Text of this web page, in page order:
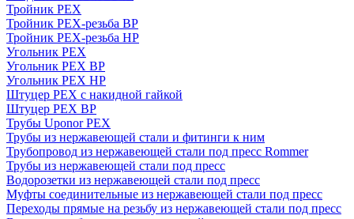
Тройник PEX
Тройник PEX-резьба ВР
Тройник PEX-резьба НР
Угольник PEX
Угольник PEX ВР
Угольник PEX НР
Штуцер PEX c накидной гайкой
Штуцер PEX ВР
Трубы Uponor PEX
Трубы из нержавеющей стали и фитинги к ним
Трубопровод из нержавеющей стали под пресс Rommer
Трубы из нержавеющей стали под пресс
Водорозетки из нержавеющей стали под пресс
Муфты соединительные из нержавеющей стали под пресс
Переходы прямые на резьбу из нержавеющей стали под пресс